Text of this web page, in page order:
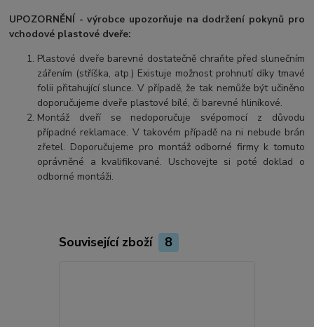
UPOZORNĚNÍ - výrobce upozorňuje na dodržení pokynů pro
vchodové plastové dveře:
Plastové dveře barevné dostatečně chraňte před slunečním
zářením (stříška, atp.) Existuje možnost prohnutí díky tmavé
folii přitahující slunce. V případě, že tak nemůže být učiněno
doporučujeme dveře plastové bílé, či barevné hliníkové.
Montáž dveří se nedoporučuje svépomocí z důvodu
případné reklamace. V takovém případě na ni nebude brán
zřetel. Doporučujeme pro montáž odborné firmy k tomuto
oprávněné a kvalifikované. Uschovejte si poté doklad o
odborné montáži.
Související zboží 8